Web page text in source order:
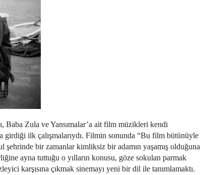
Zula ve Yansımalar’a ait film müzikleri kendi
girdiği ilk çalışmalarıydı. Filmin sonunda “Bu film bütünüyle
bir zamanlar kimliksiz bir adamın yaşamış olduğuna
ayna tuttuğu o yılların konusu, göze sokulan parmak
karşısına çıkmak sinemayı yeni bir dil ile tanımlamaktı.